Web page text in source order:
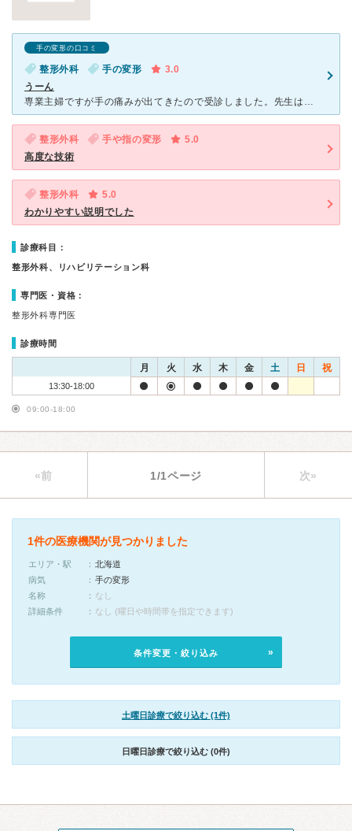
手の変形の口コミ
整形外科 手の変形
3.0
うーん
専業主婦ですが手の痛みが出てきたので受診しました。先生は手の使いすぎだと言ってただ問診票を見てるだけで私の手の診察はしてくれなかったです。 レントゲンも撮るのかなと思ってましたが、過労だからレントゲ
整形外科 手や指の変形
5.0
高度な技術
整形外科
5.0
わかりやすい説明でした
診療科目：
整形外科、リハビリテーション科
専門医・資格：
整形外科専門医
診療時間
月 火 水 木 金 土 日 祝
13:30-18:00
09:00-18:00
«前 1/1ページ 次»
1件の医療機関が見つかりました
エリア・駅
北海道
病気
手の変形
名称
なし
詳細条件
なし (曜日や時間帯を指定できます)
条件変更・絞り込み
土曜日診療で絞り込む (1件)
日曜日診療で絞り込む (0件)